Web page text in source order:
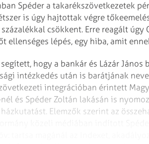
Spéder a takarékszövetkezetek
is úgy hajtottak végre
csökkent. Erre reagált
ellenséges lépés, egy hiba, amit
hogy a bankár és Lázár
intézkedés után is barátjának
integrációban érintett
és Spéder Zoltán lakásán is
Elemzők szerint az